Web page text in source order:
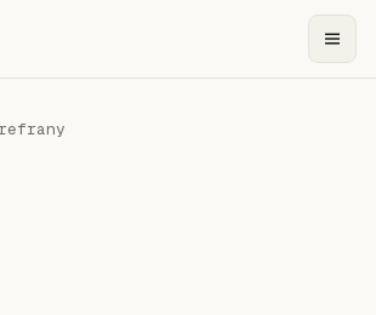
refrany